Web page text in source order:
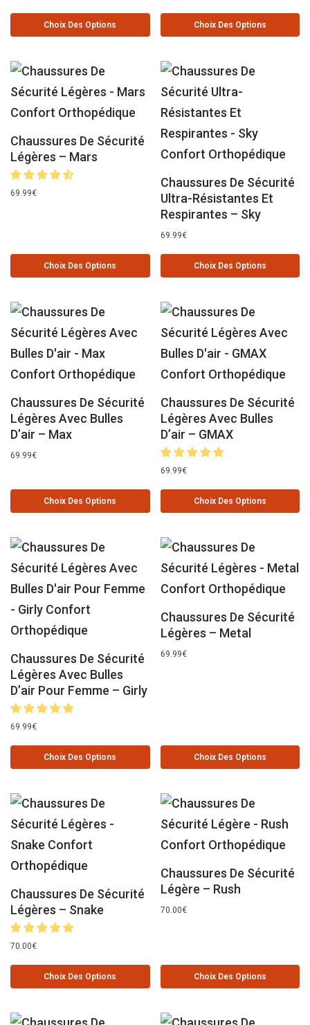
Choix Des Options Choix Des Options
Chaussures De Sécurité
Légères – Mars
69.99€
Choix Des Options
Chaussures De Sécurité
Ultra-Résistantes Et
Respirantes – Sky
69.99€
Choix Des Options
Chaussures De Sécurité
Légères Avec Bulles
D’air – Max
69.99€
Choix Des Options
Chaussures De Sécurité
Légères Avec Bulles
D’air – GMAX
69.99€
Choix Des Options
Chaussures De Sécurité
Légères Avec Bulles
D’air Pour Femme – Girly
69.99€
Choix Des Options
Chaussures De Sécurité
Légères – Metal
69.99€
Choix Des Options
Chaussures De Sécurité
Légères – Snake
70.00€
Choix Des Options
Chaussures De Sécurité
Légère – Rush
70.00€
Choix Des Options